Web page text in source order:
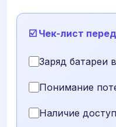
☑️ Чек-лист
Заряд батареи
Понимание
Наличие